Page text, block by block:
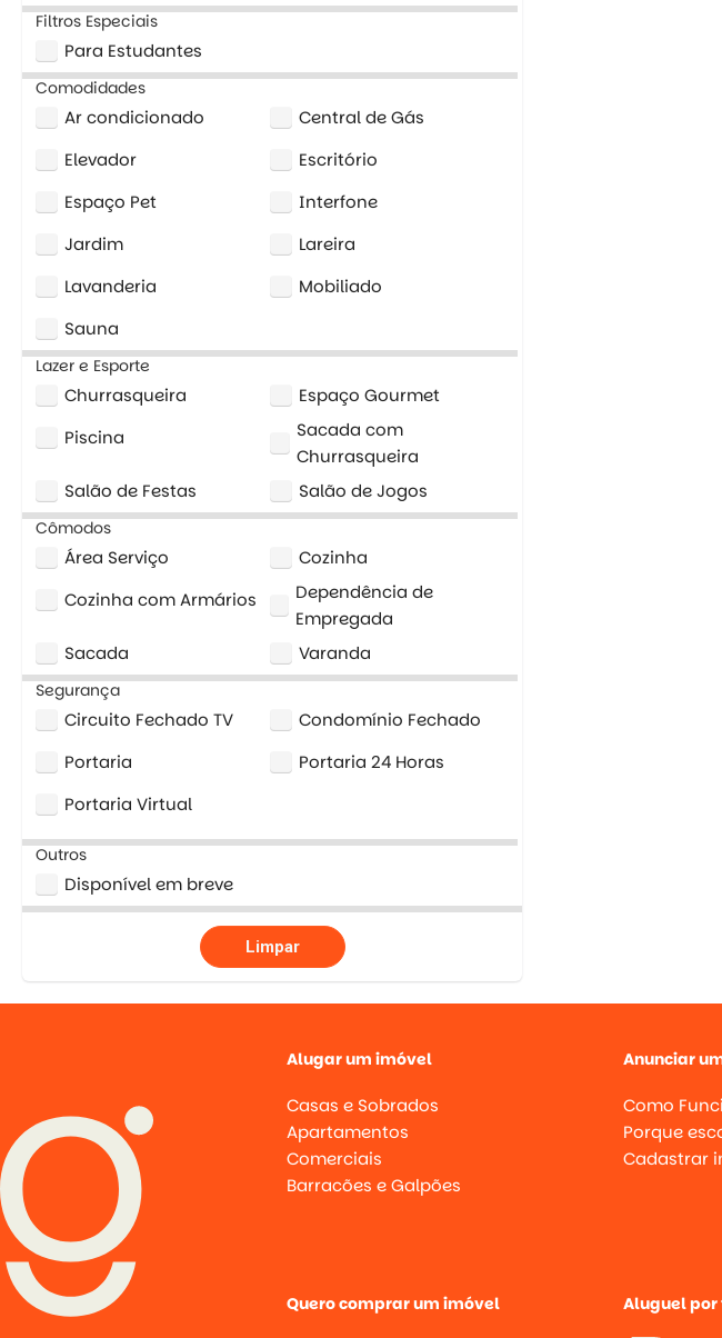
Filtros Especiais
Para Estudantes
Comodidades
Ar condicionado
Central de Gás
Elevador
Escritório
Espaço Pet
Interfone
Jardim
Lareira
Lavanderia
Mobiliado
Sauna
Lazer e Esporte
Churrasqueira
Espaço Gourmet
Piscina
Sacada com
Churrasqueira
Salão de Festas
Salão de Jogos
Cômodos
Área Serviço
Cozinha
Cozinha com Armários
Dependência de
Empregada
Sacada
Varanda
Segurança
Circuito Fechado TV
Condomínio Fechado
Portaria
Portaria 24 Horas
Portaria Virtual
Outros
Disponível em breve
Limpar
Alugar um imóvel
Casas e Sobrados
Apartamentos
Comerciais
Barracões e Galpões
Anunciar
Como
Porque
Cadastrar
Quero comprar um imóvel Aluguel